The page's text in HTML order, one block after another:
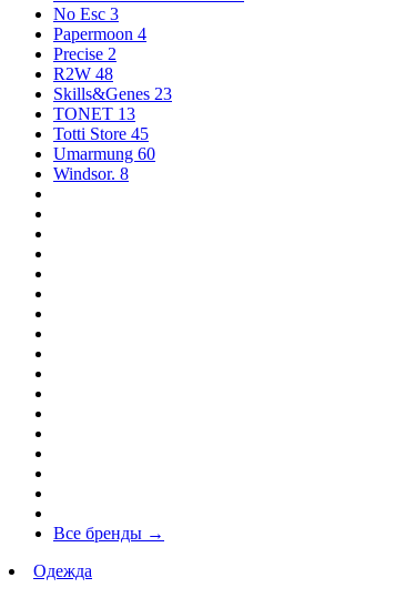
No Esc 3
Papermoon 4
Precise 2
R2W 48
Skills&Genes 23
TONET 13
Totti Store 45
Umarmung 60
Windsor. 8
Все бренды →
Одежда